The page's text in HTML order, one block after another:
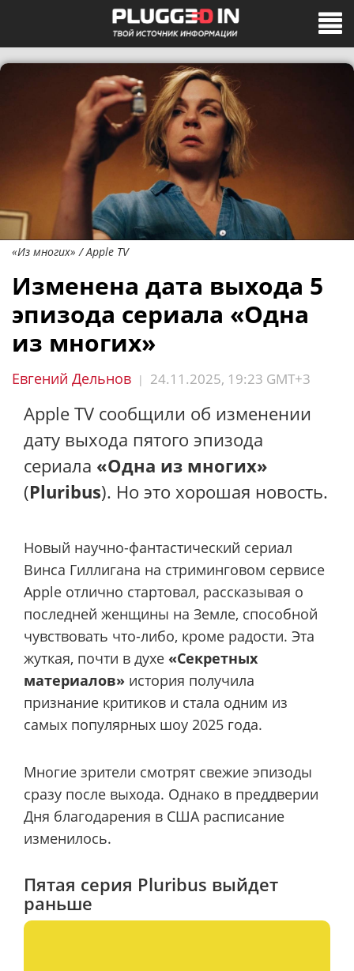
«Из многих» / Apple TV
Изменена дата выхода 5
эпизода сериала «Одна
из многих»
Евгений Дельнов | 24.11.2025, 19:23 GMT+3
Apple TV сообщили об изменении
дату выхода пятого эпизода
сериала «Одна из многих»
(Pluribus). Но это хорошая новость.
Новый научно-фантастический сериал
Винса Гиллигана на стриминговом сервисе
Apple отлично стартовал, рассказывая о
последней женщины на Земле, способной
чувствовать что-либо, кроме радости. Эта
жуткая, почти в духе «Секретных
материалов» история получила
признание критиков и стала одним из
самых популярных шоу 2025 года.
Многие зрители смотрят свежие эпизоды
сразу после выхода. Однако в преддверии
Дня благодарения в США расписание
изменилось.
Пятая серия Pluribus выйдет
раньше